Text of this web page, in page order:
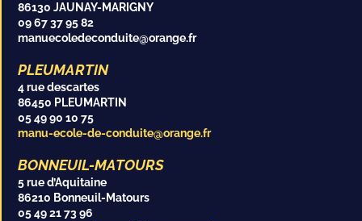
86130 JAUNAY-MARIGNY
09 67 37 95 82
manuecoledeconduite@orange.fr
PLEUMARTIN
4 rue descartes
86450 PLEUMARTIN
05 49 90 10 75
manu-ecole-de-conduite@orange.fr
BONNEUIL-MATOURS
5 rue d’Aquitaine
86210 Bonneuil-Matours
05 49 21 73 96